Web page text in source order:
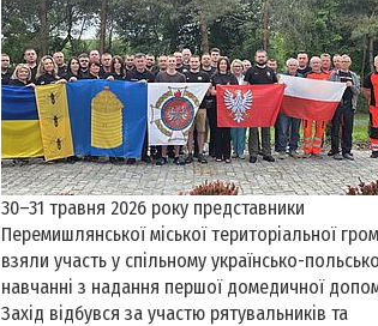
30–31 травня 2026 року представники
Перемишлянської міської територіальної
взяли участь у спільному українсько-
навчанні з надання першої домедичної
Захід відбувся за участю рятувальників та